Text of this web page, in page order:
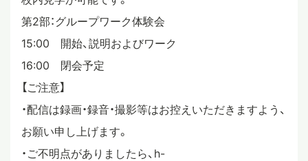
第2部：グループワーク体験会
15:00 開始、説明およびワーク
16:00 閉会予定
【ご注意】
・配信は録画・録音・撮影等はお控えいただきますよう、
お願い申し上げます。
・ご不明点がありましたら、h-